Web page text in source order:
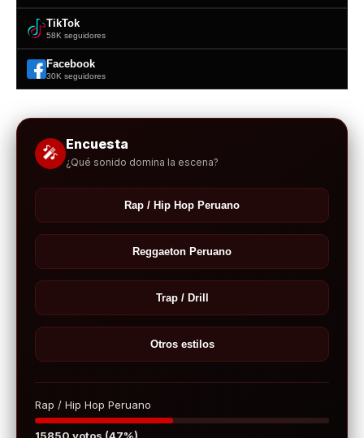
TikTok
58K seguidores
Facebook
30K seguidores
🎤 Encuesta
¿Qué sonido domina la escena?
Rap / Hip Hop Peruano
Reggaeton Peruano
Trap / Drill
Otros estilos
Rap / Hip Hop Peruano